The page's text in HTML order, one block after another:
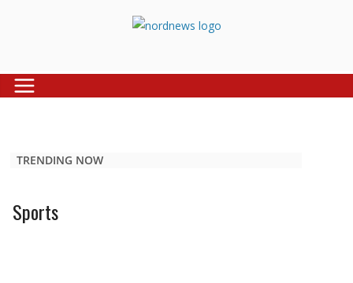
TRENDING NOW
Sports